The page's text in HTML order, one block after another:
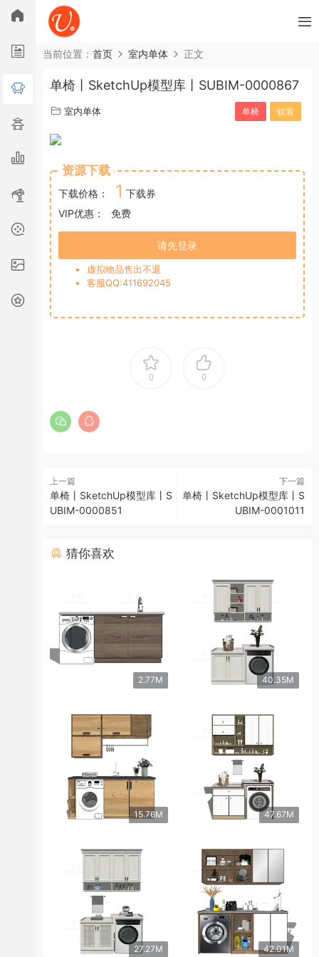
所有分类
广告舞美 室内单体 室内空间 园林景观
工程器械 市政建筑 综合
当前位置： 首页 室内单体 正文
单椅丨SketchUp模型库丨SUBIM-0000867
室内单体 单椅 软装
资源下载
下载价格： 1 下载券
VIP优惠：
免费
请先登录
虚拟物品售出不退
客服QQ:411692045
0 0
上一篇
单椅丨SketchUp模型库丨S
UBIM-0000851
下一篇
单椅丨SketchUp模型库丨S
UBIM-0001011
猜你喜欢
2.77M 40.35M
15.76M 47.67M
27.27M 42.01M